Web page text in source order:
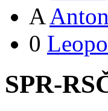
A
0
SPR-